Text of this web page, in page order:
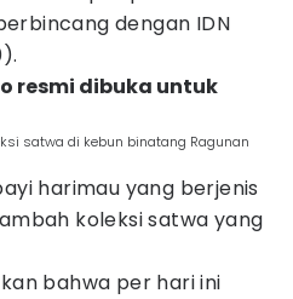
dengan IDN
resmi dibuka untuk
satwa di kebun binatang Ragunan
harimau yang berjenis
koleksi satwa yang
bahwa per hari ini